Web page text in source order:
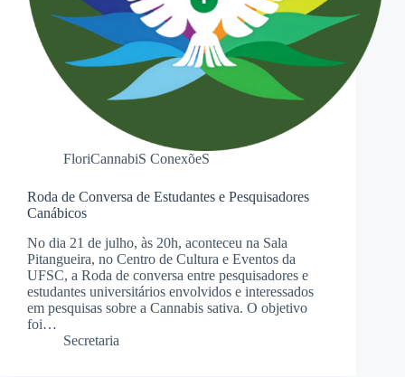
FloriCannabiS ConexõeS
Roda de Conversa de Estudantes e Pesquisadores
Canábicos
No dia 21 de julho, às 20h, aconteceu na Sala
Pitangueira, no Centro de Cultura e Eventos da
UFSC, a Roda de conversa entre pesquisadores e
estudantes universitários envolvidos e interessados
em pesquisas sobre a Cannabis sativa. O objetivo
foi…
Secretaria